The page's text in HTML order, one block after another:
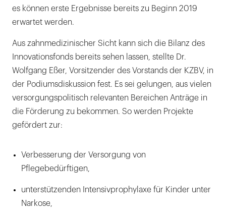
es können erste Ergebnisse bereits zu Beginn 2019
erwartet werden.
Aus zahnmedizinischer Sicht kann sich die Bilanz des
Innovationsfonds bereits sehen lassen, stellte Dr.
Wolfgang Eßer, Vorsitzender des Vorstands der KZBV, in
der Podiumsdiskussion fest. Es sei gelungen, aus vielen
versorgungspolitisch relevanten Bereichen Anträge in
die Förderung zu bekommen. So werden Projekte
gefördert zur:
Verbesserung der Versorgung von
Pflegebedürftigen,
unterstützenden Intensivprophylaxe für Kinder unter
Narkose,